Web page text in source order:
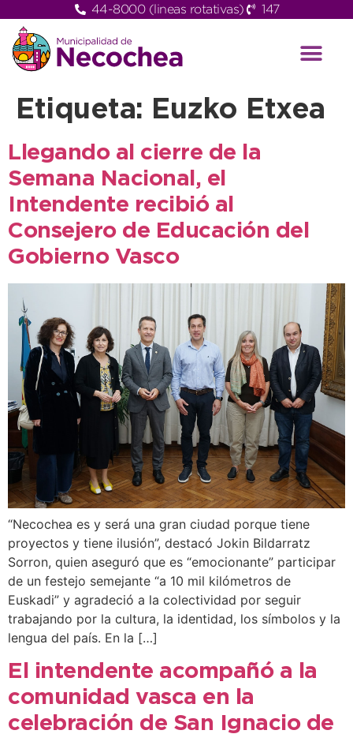
44-8000 (lineas rotativas) 147
Etiqueta: Euzko Etxea
Llegando al cierre de la
Semana Nacional, el
Intendente recibió al
Consejero de Educación del
Gobierno Vasco
“Necochea es y será una gran ciudad porque tiene
proyectos y tiene ilusión”, destacó Jokin Bildarratz
Sorron, quien aseguró que es “emocionante” participar
de un festejo semejante “a 10 mil kilómetros de
Euskadi” y agradeció a la colectividad por seguir
trabajando por la cultura, la identidad, los símbolos y la
lengua del país. En la […]
El intendente acompañó a la
comunidad vasca en la
celebración de San Ignacio de